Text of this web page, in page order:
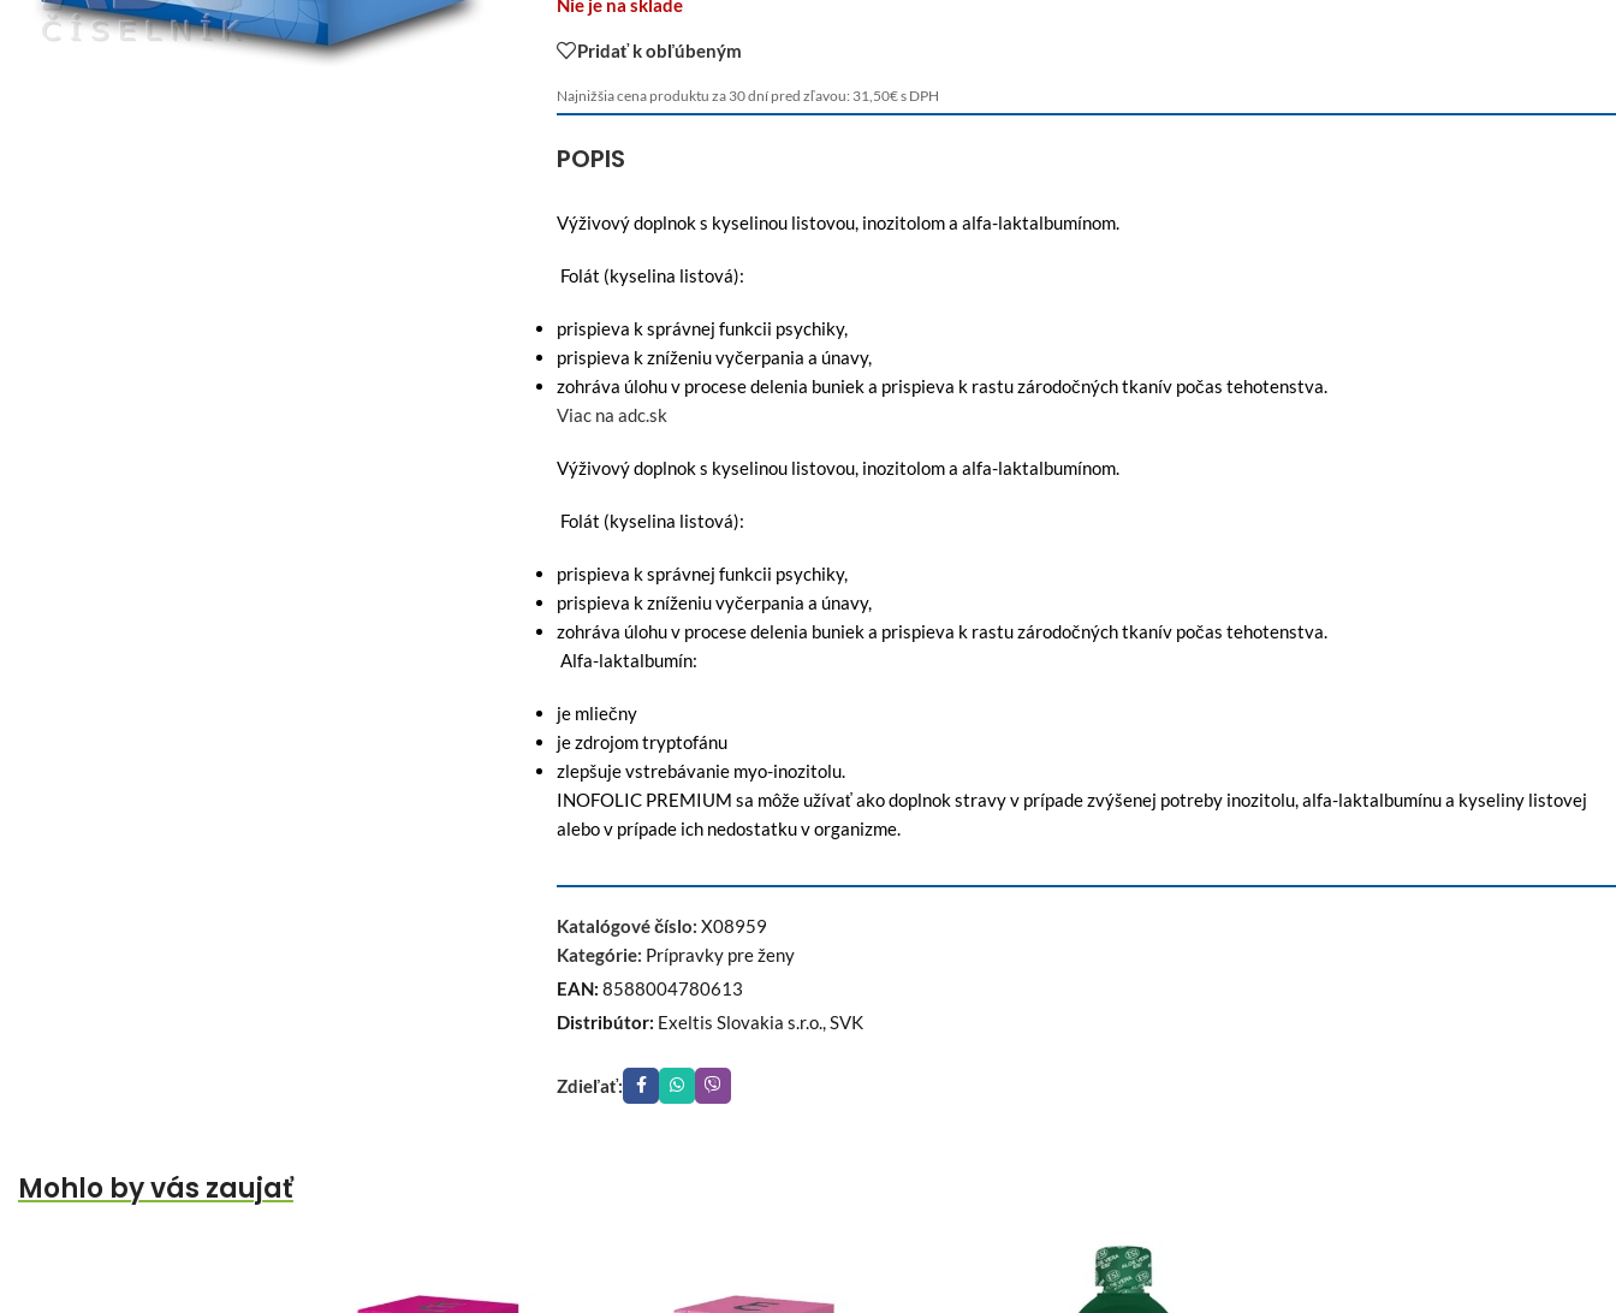
Nie je na sklade
Pridať k obľúbeným
Najnižšia cena produktu za 30 dní pred zľavou: 31,50€s DPH
POPIS
Výživový doplnok s kyselinou listovou, inozitolom a alfa-laktalbumínom.
Folát (kyselina listová):
prispieva k správnej funkcii psychiky,
prispieva k zníženiu vyčerpania a únavy,
zohráva úlohu v procese delenia buniek a prispieva k rastu zárodočných tkanív počas tehotenstva.
Viac na adc.sk
Výživový doplnok s kyselinou listovou, inozitolom a alfa-laktalbumínom.
Folát (kyselina listová):
prispieva k správnej funkcii psychiky,
prispieva k zníženiu vyčerpania a únavy,
zohráva úlohu v procese delenia buniek a prispieva k rastu zárodočných tkanív počas tehotenstva.
Alfa-laktalbumín:
je mliečny
je zdrojom tryptofánu
zlepšuje vstrebávanie myo-inozitolu.
INOFOLIC PREMIUM sa môže užívať ako doplnok stravy v prípade zvýšenej potreby inozitolu, alfa-laktalbumínu a kyseliny listovej
alebo v prípade ich nedostatku v organizme.
Katalógové číslo: X08959
Kategórie: Prípravky pre ženy
EAN: 8588004780613
Distribútor: Exeltis Slovakia s.r.o., SVK
Zdieľať:
Mohlo by vás zaujať